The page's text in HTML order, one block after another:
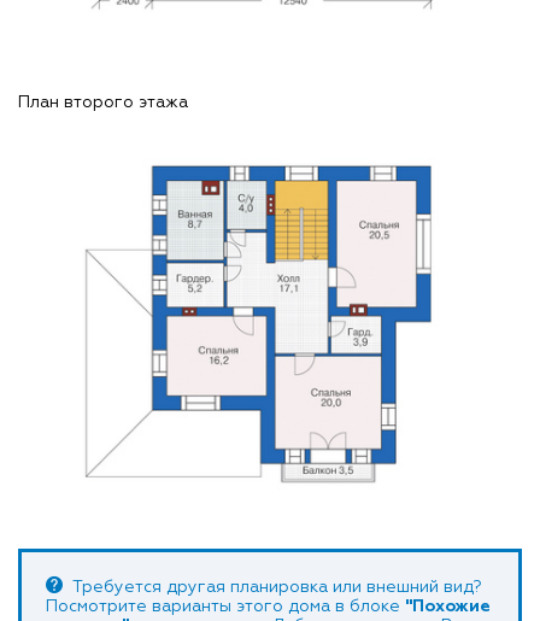
План второго этажа
Требуется другая планировка или внешний вид?
Посмотрите варианты этого дома в блоке "Похожие